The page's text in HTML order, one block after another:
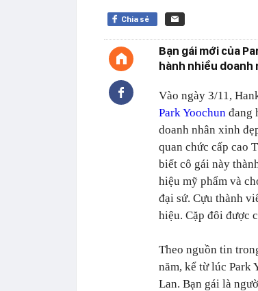
Chia sẻ
Bạn gái mới của
hành nhiều doanh
Vào ngày 3/11,
Park Yoochun đang
doanh nhân xinh
quan chức cấp cao
biết cô gái này
hiệu mỹ phẩm và
đại sứ. Cựu thành
hiệu. Cặp đôi được
Theo nguồn tin
năm, kể từ lúc Park
Lan. Bạn gái là